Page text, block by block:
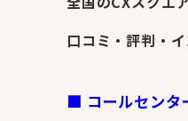
口コミ・評判・
■ コールセンタ